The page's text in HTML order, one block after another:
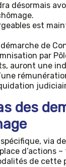
désormais
est
de
par
auront une
des
via
d’actions
de cette